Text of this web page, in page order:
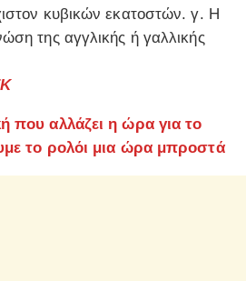
κυβικών εκατοστών. γ. Η
της αγγλικής ή γαλλικής
που αλλάζει η ώρα για το
το ρολόι μια ώρα μπροστά